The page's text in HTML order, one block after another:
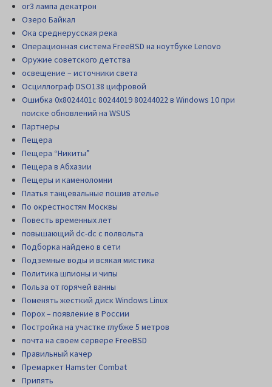
ог3 лампа декатрон
Озеро Байкал
Ока среднерусская река
Операционная система FreeBSD на ноутбуке Lenovo
Оружие советского детства
освещение – источники света
Осциллограф DSO138 цифровой
Ошибка 0x8024401c 80244019 80244022 в Windows 10 при
поиске обновлений на WSUS
Партнеры
Пещера
Пещера “Никиты”
Пещера в Абхазии
Пещеры и каменоломни
Платья танцевальные пошив ателье
По окрестностям Москвы
Повесть временных лет
повышающий dc-dc с полвольта
Подборка найдено в сети
Подземные воды и всякая мистика
Политика шпионы и чипы
Польза от горячей ванны
Поменять жесткий диск Windows Linux
Порох – появление в России
Постройка на участке глубже 5 метров
почта на своем сервере FreeBSD
Правильный качер
Премаркет Hamster Combat
Припять